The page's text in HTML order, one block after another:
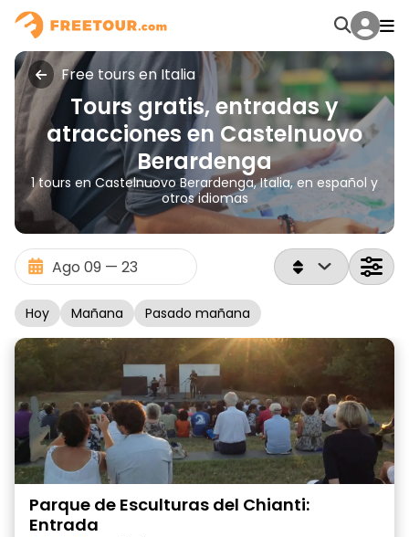
Free tours en Italia
Tours gratis, entradas y
atracciones en Castelnuovo
Berardenga
1 tours en Castelnuovo Berardenga, Italia, en español y
otros idiomas
Hoy Mañana Pasado mañana
Parque de Esculturas del Chianti:
Entrada